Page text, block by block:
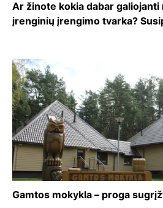
Ar žinote kokia dabar
įrenginių įrengimo tvarka?
Gamtos mokykla – proga